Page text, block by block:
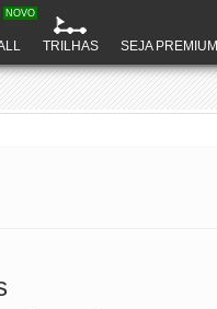
NOVO
TRILHAS SEJA PREMIUM